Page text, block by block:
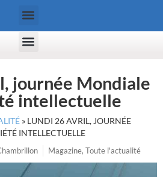
journée Mondiale
intellectuelle
» LUNDI 26 AVRIL, JOURNÉE
INTELLECTUELLE
Magazine, Toute l'actualité